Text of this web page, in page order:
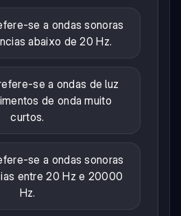
se a ondas sonoras
abaixo de 20 Hz.
se a ondas de luz
de onda muito
curtos.
se a ondas sonoras
entre 20 Hz e 20000
Hz.